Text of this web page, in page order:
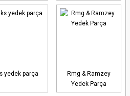
yedek parça
Rmg & Ramzey
Yedek Parça